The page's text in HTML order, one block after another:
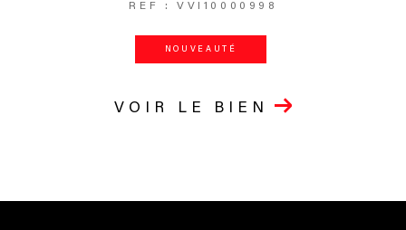
REF : VVI10000998
NOUVEAUTÉ
VOIR LE BIEN